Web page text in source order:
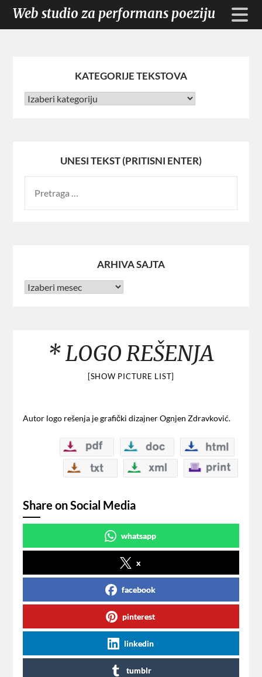
Web studio za performans poeziju
KATEGORIJE TEKSTOVA
UNESI TEKST (PRITISNI ENTER)
ARHIVA SAJTA
* LOGO REŠENJA
[SHOW PICTURE LIST]
Autor logo rešenja je grafički dizajner Ognjen Zdravković.
Share on Social Media
whatsapp
x
facebook
pinterest
linkedin
tumblr